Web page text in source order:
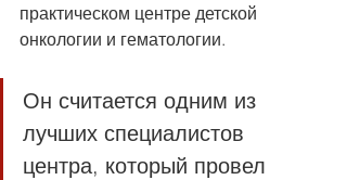
практическом центре детской
онкологии и гематологии.
Он считается одним из
лучших специалистов
центра, который провел